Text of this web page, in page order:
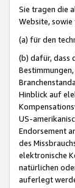
Sie tragen die
Website,
(a) für den
(b) dafür, dass
Hinblick auf
US-
Endorsement
des
elektronische
natürlichen
auferlegt